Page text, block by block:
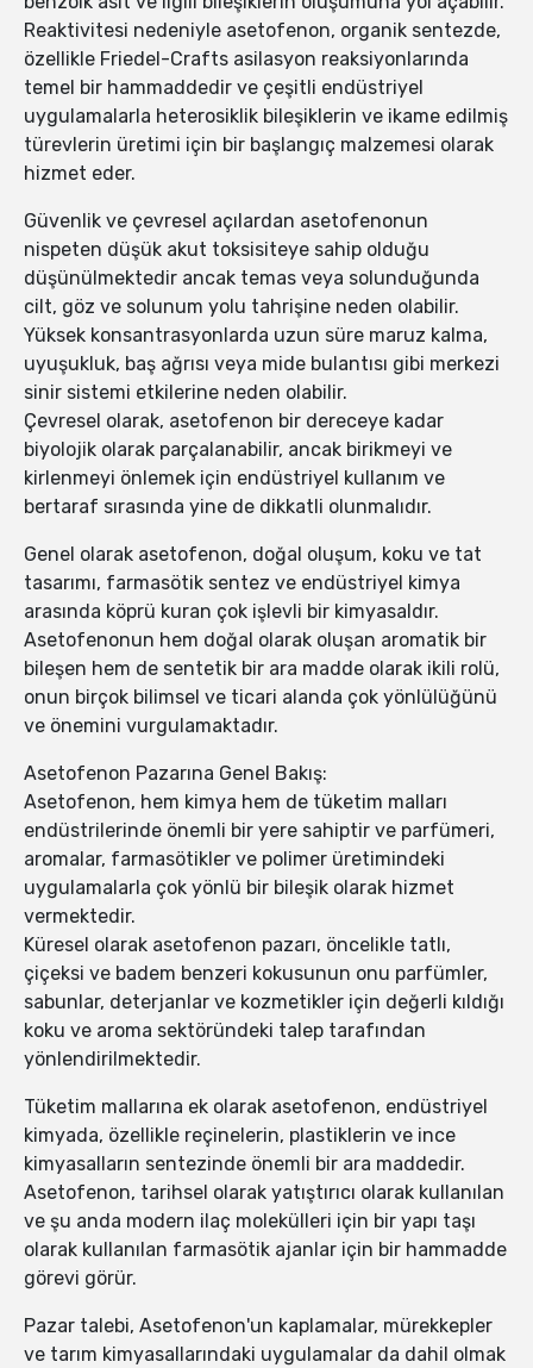
Reaktivitesi nedeniyle asetofenon, organik sentezde,
özellikle Friedel-Crafts asilasyon reaksiyonlarında
temel bir hammaddedir ve çeşitli endüstriyel
uygulamalarla heterosiklik bileşiklerin ve ikame edilmiş
türevlerin üretimi için bir başlangıç malzemesi olarak
hizmet eder.
Güvenlik ve çevresel açılardan asetofenonun
nispeten düşük akut toksisiteye sahip olduğu
düşünülmektedir ancak temas veya solunduğunda
cilt, göz ve solunum yolu tahrişine neden olabilir.
Yüksek konsantrasyonlarda uzun süre maruz kalma,
uyuşukluk, baş ağrısı veya mide bulantısı gibi merkezi
sinir sistemi etkilerine neden olabilir.
Çevresel olarak, asetofenon bir dereceye kadar
biyolojik olarak parçalanabilir, ancak birikmeyi ve
kirlenmeyi önlemek için endüstriyel kullanım ve
bertaraf sırasında yine de dikkatli olunmalıdır.
Genel olarak asetofenon, doğal oluşum, koku ve tat
tasarımı, farmasötik sentez ve endüstriyel kimya
arasında köprü kuran çok işlevli bir kimyasaldır.
Asetofenonun hem doğal olarak oluşan aromatik bir
bileşen hem de sentetik bir ara madde olarak ikili rolü,
onun birçok bilimsel ve ticari alanda çok yönlülüğünü
ve önemini vurgulamaktadır.
Asetofenon Pazarına Genel Bakış:
Asetofenon, hem kimya hem de tüketim malları
endüstrilerinde önemli bir yere sahiptir ve parfümeri,
aromalar, farmasötikler ve polimer üretimindeki
uygulamalarla çok yönlü bir bileşik olarak hizmet
vermektedir.
Küresel olarak asetofenon pazarı, öncelikle tatlı,
çiçeksi ve badem benzeri kokusunun onu parfümler,
sabunlar, deterjanlar ve kozmetikler için değerli kıldığı
koku ve aroma sektöründeki talep tarafından
yönlendirilmektedir.
Tüketim mallarına ek olarak asetofenon, endüstriyel
kimyada, özellikle reçinelerin, plastiklerin ve ince
kimyasalların sentezinde önemli bir ara maddedir.
Asetofenon, tarihsel olarak yatıştırıcı olarak kullanılan
ve şu anda modern ilaç molekülleri için bir yapı taşı
olarak kullanılan farmasötik ajanlar için bir hammadde
görevi görür.
Pazar talebi, Asetofenon'un kaplamalar, mürekkepler
ve tarım kimyasallarındaki uygulamalar da dahil olmak